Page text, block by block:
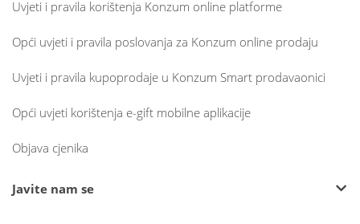
Uvjeti i pravila korištenja Konzum online platforme
Opći uvjeti i pravila poslovanja za Konzum online prodaju
Uvjeti i pravila kupoprodaje u Konzum Smart prodavaonici
Opći uvjeti korištenja e-gift mobilne aplikacije
Objava cjenika
Javite nam se